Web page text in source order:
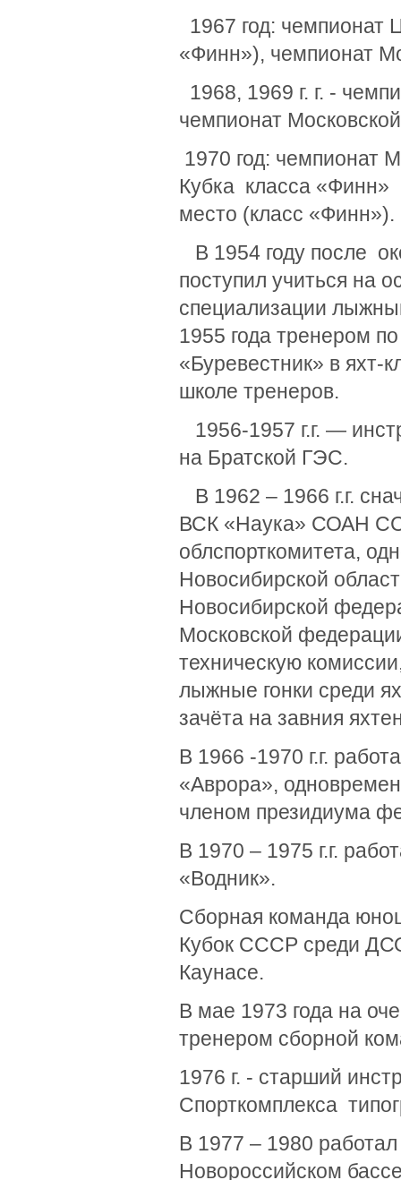
1967 год: чемпионат
«Финн»), чемпионат
1968, 1969 г. г. -
чемпионат
1970 год: чемпионат
Кубка класса «Финн»
место (класс
В 1954 году после
поступил учиться на
специализации
1955 года тренером
«Буревестник» в яхт-
школе тренеров.
1956-1957 г.г. —
на Братской ГЭС.
В 1962 – 1966 г.г.
ВСК «Наука» СОАН
облспорткомитета,
Новосибирской
Новосибирской
Московской
техническую
лыжные гонки среди
зачёта на завния
В 1966 -1970 г.г.
«Аврора»,
членом президиума
В 1970 – 1975 г.г.
«Водник».
Сборная команда
Кубок СССР среди
Каунасе.
В мае 1973 года на
тренером сборной
1976 г. - старший
Спорткомплекса
В 1977 – 1980
Новороссийском